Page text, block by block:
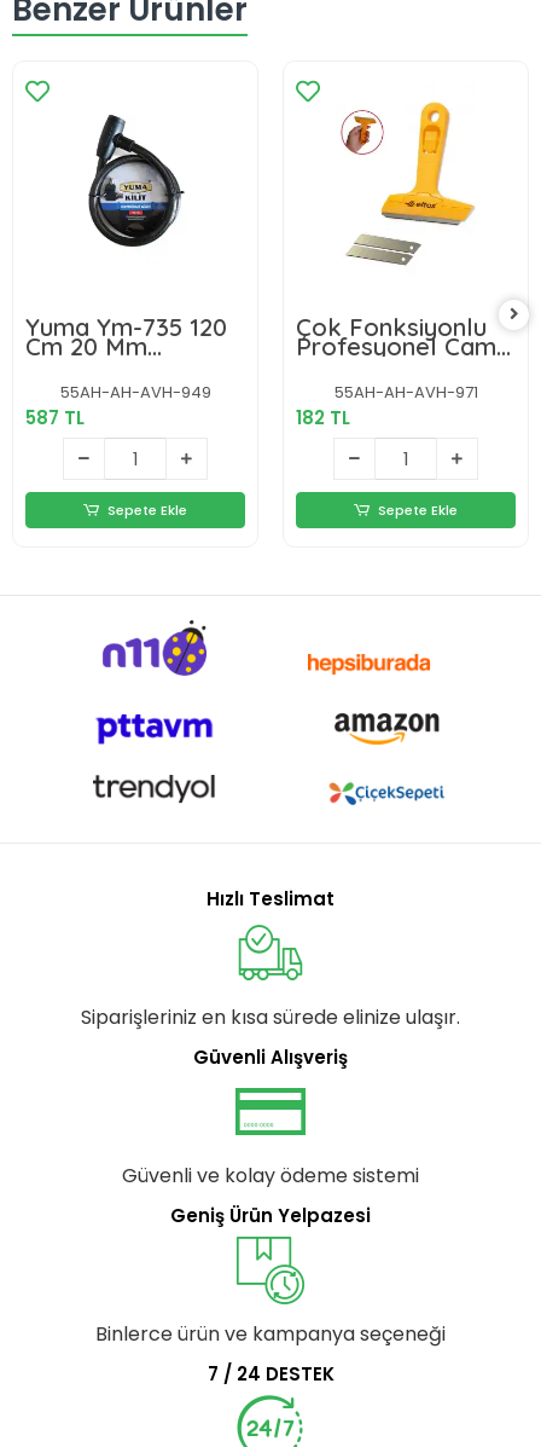
Benzer Ürünler
Yuma Ym-735 120
Cm 20 Mm
Motorsiklet Kilidi
55AH-AH-AVH-949
587 TL
Sepete Ekle
Çok Fonksiyonlu
Profesyonel Cam
Kazıma Bıçağı 2
Adet Yedek Bıçak
Hediyeli
55AH-AH-AVH-971
182 TL
Sepete Ekle
Hızlı Teslimat
Siparişleriniz en kısa sürede elinize ulaşır.
Güvenli Alışveriş
Güvenli ve kolay ödeme sistemi
Geniş Ürün Yelpazesi
Binlerce ürün ve kampanya seçeneği
7 / 24 DESTEK